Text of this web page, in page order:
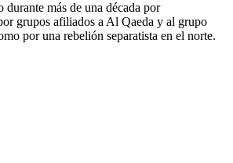
durante más de una década por
grupos afiliados a Al Qaeda y al grupo
por una rebelión separatista en el norte.